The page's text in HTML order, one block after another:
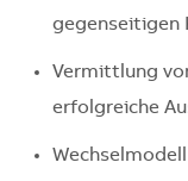
gegenseitigen
Vermittlung
erfolgreiche